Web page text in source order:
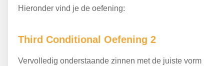
Hieronder vind je de oefening:
Third Conditional Oefening 2
Vervolledig onderstaande zinnen met de juiste vorm